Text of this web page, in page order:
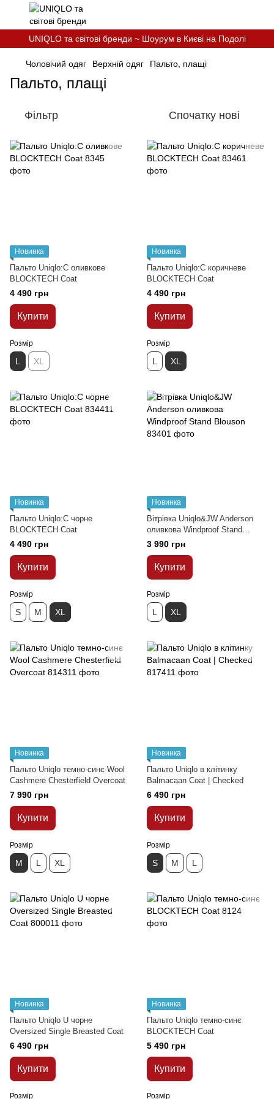
UNIQLO та світові бренди ~ Шоурум в Києві на Подолі
Чоловічий одяг Верхній одяг Пальто, плащі
Пальто, плащі
Фільтр Спочатку нові
Новинка
Пальто Uniqlo:C оливкове
BLOCKTECH Coat
4 490 грн
Купити
Розмір
L XL
Новинка
Пальто Uniqlo:C коричневе
BLOCKTECH Coat
4 490 грн
Купити
Розмір
L XL
Новинка
Пальто Uniqlo:C чорне
BLOCKTECH Coat
4 490 грн
Купити
Розмір
S M XL
Новинка
Вітрівка Uniqlo&JW Anderson
оливкова Windproof Stand
Blouson
3 990 грн
Купити
Розмір
L XL
Новинка
Пальто Uniqlo темно-синє Wool
Cashmere Chesterfield Overcoat
7 990 грн
Купити
Розмір
M L XL
Новинка
Пальто Uniqlo в клiтинку
Balmacaan Coat | Checked
6 490 грн
Купити
Розмір
S M L
Новинка
Пальто Uniqlo U чорне
Oversized Single Breasted Coat
6 490 грн
Купити
Розмір
Новинка
Пальто Uniqlo темно-синє
BLOCKTECH Coat
5 490 грн
Купити
Розмір